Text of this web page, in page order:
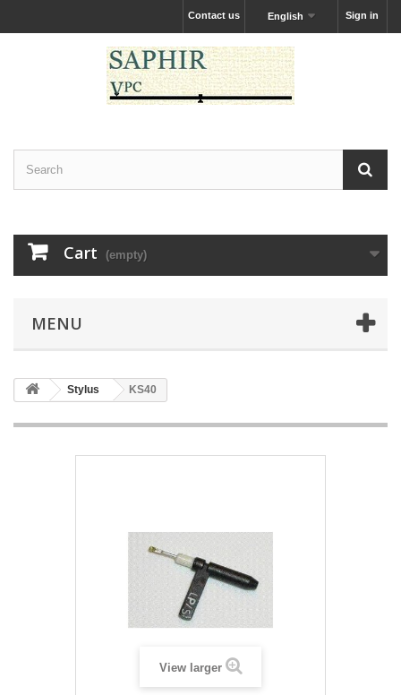
Sign in
English
Contact us
Cart (empty)
MENU
Stylus KS40
View larger